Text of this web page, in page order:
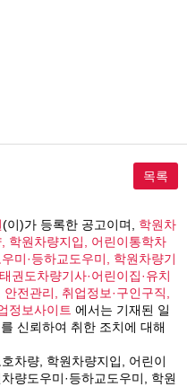
목록
(이)가 등록한 공고이며, 학원차
학원차량지입, 어린이통학차
미·등하교도우미, 학원차량기
권도차량기사·어린이집·유치
전관리, 취업정보·구인구직,
정보사이트 에서는 기재된 일
신뢰하여 취한 조치에 대해
차량, 학원차량지입, 어린이
량도우미·등하교도우미, 학원